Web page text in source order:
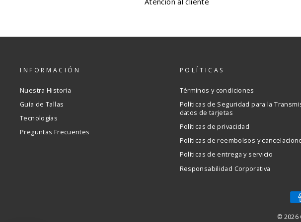
INFORMACIÓN
Nuestra Historia
Guía de Tallas
Tecnologías
Preguntas Frecuentes
POLÍTICAS
Términos y condiciones
Políticas de Seguridad para la
datos de tarjetas
Políticas de privacidad
Políticas de reembolsos y
Políticas de entrega y servicio
Responsabilidad Corporativa
© 2026